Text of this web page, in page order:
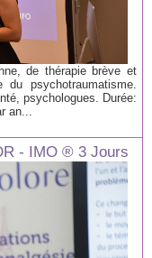
de thérapie brève et
psychotraumatisme.
psychologues. Durée:
an...
- IMO ® 3 Jours